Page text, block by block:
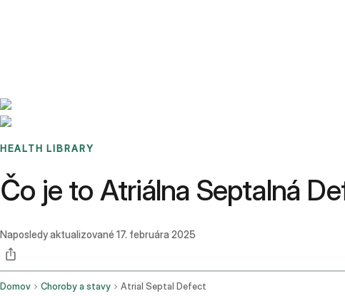
HEALTH LIBRARY
Čo je to Atriálna Septalná
Naposledy aktualizované 17. februára 2025
Domov Choroby a stavy Atrial Septal Defect